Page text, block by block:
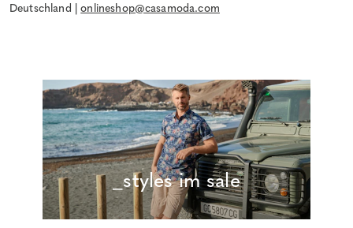
Deutschland |onlineshop@casamoda.com
_styles im sale